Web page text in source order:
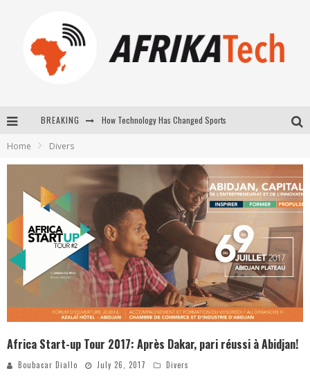
BREAKING
New to online sports betting? Consider These Tips to Play Your First Online Sports Betting Successfully
Home Divers
Africa Start-up Tour 2017: Après Dakar, pari réussi à Abidjan!
Boubacar Diallo July 26, 2017 Divers